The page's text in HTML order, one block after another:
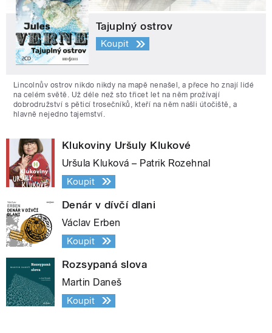
Tajuplný ostrov
Koupit
Lincolnův ostrov nikdo nikdy na mapě nenašel, a přece ho znají lidé
na celém světě. Už déle než sto třicet let na něm prožívají
dobrodružství s pěticí trosečníků, kteří na něm našli útočiště, a
hlavně nejedno tajemství.
Klukoviny Uršuly Klukové
Uršula Kluková – Patrik Rozehnal
Koupit
Denár v dívčí dlani
Václav Erben
Koupit
Rozsypaná slova
Martin Daneš
Koupit